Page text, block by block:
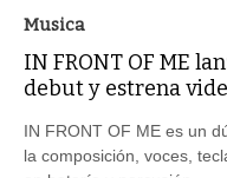
Musica
IN FRONT OF ME
debut y estrena
IN FRONT OF ME es un
la composición, voces,